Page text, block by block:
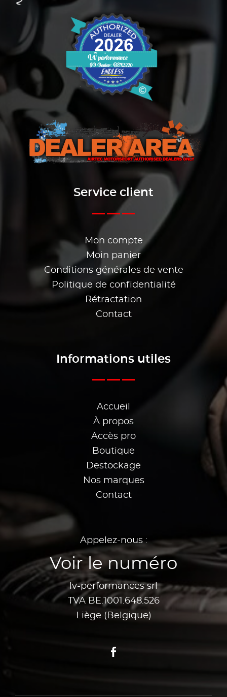
Service client
Mon compte
Moin panier
Conditions générales de vente
Politique de confidentialité
Rétractation
Contact
Informations utiles
Accueil
À propos
Accès pro
Boutique
Destockage
Nos marques
Contact
Appelez-nous :
Voir le numéro
lv-performances srl
TVA BE.1001.648.526
Liège (Belgique)